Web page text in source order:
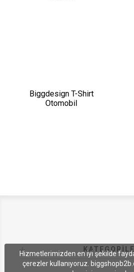
Biggdesign T-Shirt
Otomobil
Hizmetlerimizden en iyi şekilde
çerezler kullanıyoruz.